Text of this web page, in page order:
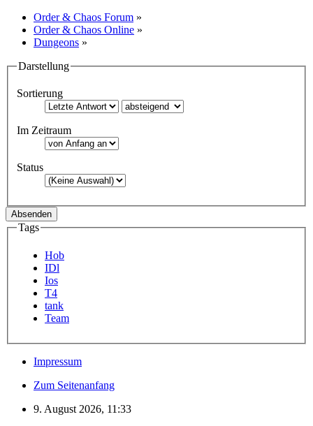
Order & Chaos Forum »
Order & Chaos Online »
Dungeons »
Darstellung
Sortierung
Im Zeitraum
Status
Tags
Hob
IDl
Ios
T4
tank
Team
Impressum
Zum Seitenanfang
9. August 2026, 11:33